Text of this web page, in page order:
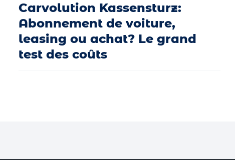
Carvolution Kassensturz:
Abonnement de voiture,
leasing ou achat? Le grand
test des coûts